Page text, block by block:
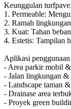
Keunggulan turfpave:
1. Permeable:
2. Ramah
3. Kuat: Tahan
4. Estetis: Tampilan
Aplikasi
- Area parkir mobil
- Jalan lingkungan &
- Landscape taman
- Drainase area
- Proyek green